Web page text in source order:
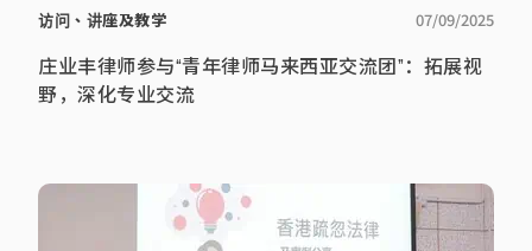
访问、讲座及教学 07/09/2025
庄业丰律师参与“青年律师马来西亚交流团”：拓展视
野，深化专业交流